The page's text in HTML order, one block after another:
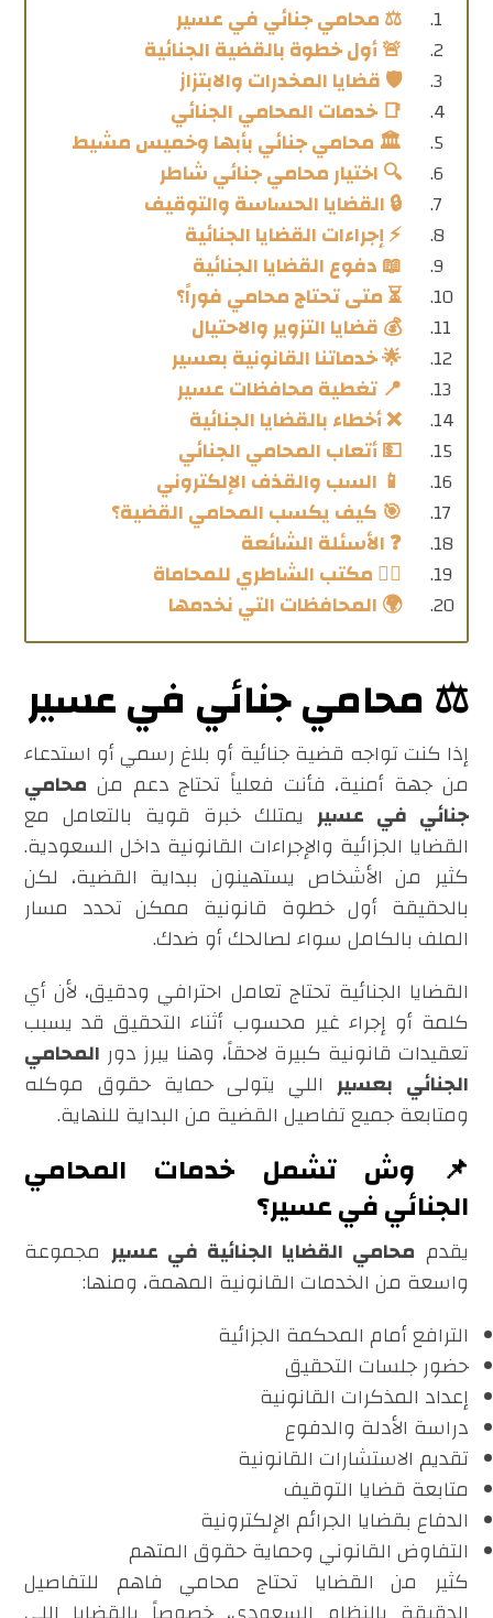
⚖️ محامي جنائي في عسير
🚨 أول خطوة بالقضية الجنائية
🛡️ قضايا المخدرات والابتزاز
📑 خدمات المحامي الجنائي
🏛️ محامي جنائي بأبها وخميس مشيط
🔍 اختيار محامي جنائي شاطر
🔒 القضايا الحساسة والتوقيف
⚡ إجراءات القضايا الجنائية
📖 دفوع القضايا الجنائية
⏳ متى تحتاج محامي فوراً؟
💰 قضايا التزوير والاحتيال
🌟 خدماتنا القانونية بعسير
📍 تغطية محافظات عسير
❌ أخطاء بالقضايا الجنائية
💵 أتعاب المحامي الجنائي
📱 السب والقذف الإلكتروني
🎯 كيف يكسب المحامي القضية؟
❓ الأسئلة الشائعة
👨‍⚖️ مكتب الشاطري للمحاماة
🌍 المحافظات التي نخدمها
⚖️ محامي جنائي في عسير
إذا كنت تواجه قضية جنائية أو بلاغ رسمي أو استدعاء
من جهة أمنية، فأنت فعلياً تحتاج دعم من محامي
جنائي في عسير يمتلك خبرة قوية بالتعامل مع
القضايا الجزائية والإجراءات القانونية داخل السعودية.
كثير من الأشخاص يستهينون ببداية القضية، لكن
بالحقيقة أول خطوة قانونية ممكن تحدد مسار
الملف بالكامل سواء لصالحك أو ضدك.
القضايا الجنائية تحتاج تعامل احترافي ودقيق، لأن أي
كلمة أو إجراء غير محسوب أثناء التحقيق قد يسبب
تعقيدات قانونية كبيرة لاحقاً، وهنا يبرز دور المحامي
الجنائي بعسيراللي يتولى حماية حقوق موكله
ومتابعة جميع تفاصيل القضية من البداية للنهاية.
📌 وش تشمل خدمات المحامي
الجنائي في عسير؟
يقدم محامي القضايا الجنائية في عسير مجموعة
واسعة من الخدمات القانونية المهمة، ومنها:
الترافع أمام المحكمة الجزائية
حضور جلسات التحقيق
إعداد المذكرات القانونية
دراسة الأدلة والدفوع
تقديم الاستشارات القانونية
متابعة قضايا التوقيف
الدفاع بقضايا الجرائم الإلكترونية
التفاوض القانوني وحماية حقوق المتهم
كثير من القضايا تحتاج محامي فاهم للتفاصيل